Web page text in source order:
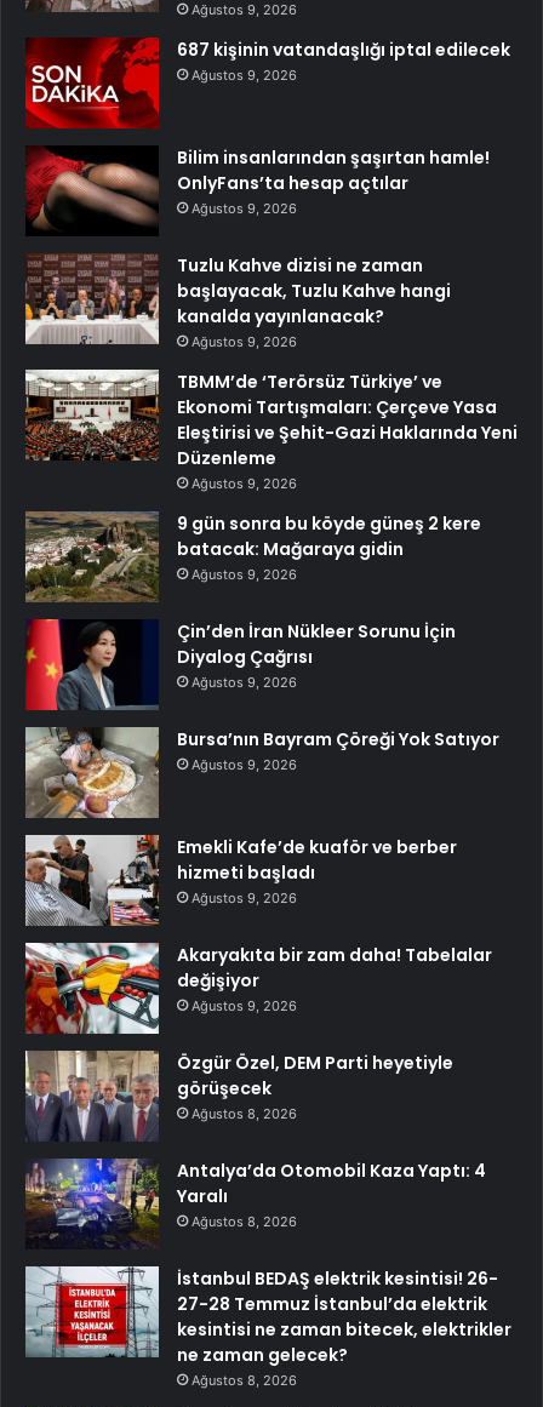
Ağustos 9, 2026
687 kişinin vatandaşlığı iptal edilecek
Ağustos 9, 2026
Bilim insanlarından şaşırtan hamle!
OnlyFans’ta hesap açtılar
Ağustos 9, 2026
Tuzlu Kahve dizisi ne zaman
başlayacak, Tuzlu Kahve hangi
kanalda yayınlanacak?
Ağustos 9, 2026
TBMM’de ‘Terörsüz Türkiye’ ve
Ekonomi Tartışmaları: Çerçeve Yasa
Eleştirisi ve Şehit-Gazi Haklarında Yeni
Düzenleme
Ağustos 9, 2026
9 gün sonra bu köyde güneş 2 kere
batacak: Mağaraya gidin
Ağustos 9, 2026
Çin’den İran Nükleer Sorunu İçin
Diyalog Çağrısı
Ağustos 9, 2026
Bursa’nın Bayram Çöreği Yok Satıyor
Ağustos 9, 2026
Emekli Kafe’de kuaför ve berber
hizmeti başladı
Ağustos 9, 2026
Akaryakıta bir zam daha! Tabelalar
değişiyor
Ağustos 9, 2026
Özgür Özel, DEM Parti heyetiyle
görüşecek
Ağustos 8, 2026
Antalya’da Otomobil Kaza Yaptı: 4
Yaralı
Ağustos 8, 2026
İstanbul BEDAŞ elektrik kesintisi! 26-
27-28 Temmuz İstanbul’da elektrik
kesintisi ne zaman bitecek, elektrikler
ne zaman gelecek?
Ağustos 8, 2026